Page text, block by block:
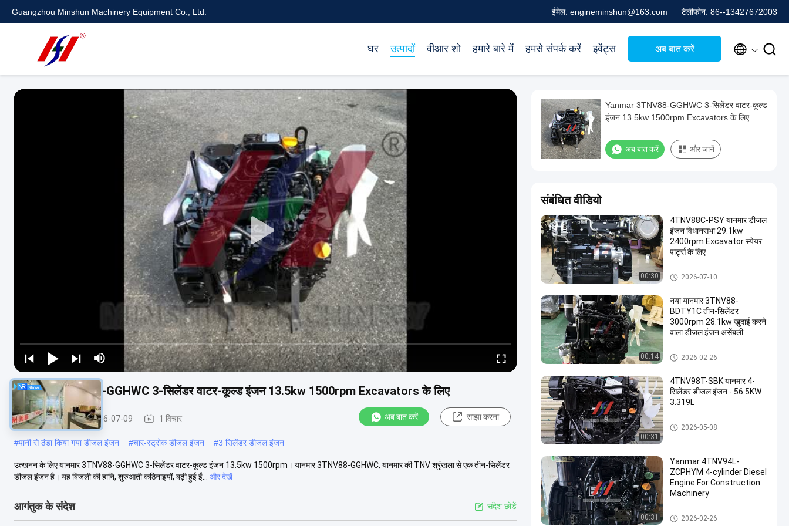
Guangzhou Minshun Machinery Equipment Co., Ltd. ईमेल: engineminshun@163.com टेलीफोन: 86--13427672003
घर उत्पादों वीआर शो हमारे बारे में हमसे संपर्क करें इवेंट्स अब बात करें  
Yanmar 3TNV88-GGHWC 3-सिलेंडर वाटर-कूल्ड इंजन 13.5kw 1500rpm Excavators के लिए
यानमार इंजन 2026-07-09 1 विचार अब बात करें साझा करना
#पानी से ठंडा किया गया डीजल इंजन #चार-स्ट्रोक डीजल इंजन #3 सिलेंडर डीजल इंजन
उत्खनन के लिए यानमार 3TNV88-GGHWC 3-सिलेंडर वाटर-कूल्ड इंजन 13.5kw 1500rpm। यानमार 3TNV88-GGHWC, यानमार की TNV श्रृंखला से एक तीन-सिलेंडर
डीजल इंजन है। यह बिजली की हानि, शुरुआती कठिनाइयों, बढ़ी हुई ईं...
और देखें
आगंतुक के संदेश संदेश छोड़ें
Yanmar 3TNV88-GGHWC 3-सिलेंडर वाटर-कूल्ड
इंजन 13.5kw 1500rpm Excavators के लिए
अब बात करें और जानें
संबंधित वीडियो
00:30
4TNV88C-PSY यानमार डीजल
इंजन विधानसभा 29.1kw
2400rpm Excavator स्पेयर
पार्ट्स के लिए
यानमार इंजन
2026-07-10
00:14
नया यानमार 3TNV88-
BDTY1C तीन-सिलेंडर
3000rpm 28.1kw खुदाई करने
वाला डीजल इंजन असेंबली
यानमार इंजन
2026-02-26
00:31
4TNV98T-SBK यानमार 4-
सिलेंडर डीजल इंजन - 56.5KW
3.319L
यानमार इंजन
2026-05-08
00:31
Yanmar 4TNV94L-
ZCPHYM 4-cylinder Diesel
Engine For Construction
Machinery
यानमार इंजन
2026-02-26